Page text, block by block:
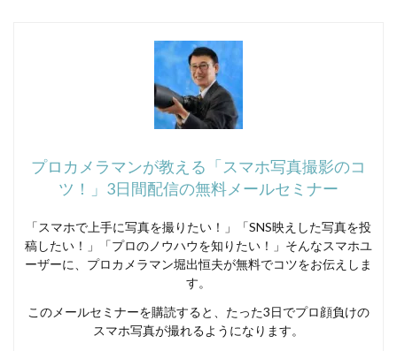
プロカメラマンが教える「スマホ写真撮影のコ
ツ！」3日間配信の無料メールセミナー
「スマホで上手に写真を撮りたい！」「SNS映えした写真を投
稿したい！」「プロのノウハウを知りたい！」そんなスマホユ
ーザーに、プロカメラマン堀出恒夫が無料でコツをお伝えしま
す。
このメールセミナーを購読すると、たった3日でプロ顔負けの
スマホ写真が撮れるようになります。